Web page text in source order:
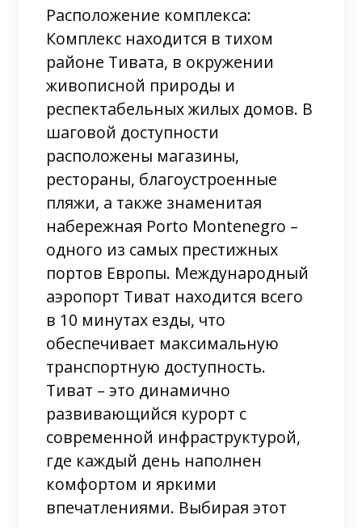
Расположение комплекса:
Комплекс находится в тихом
районе Тивата, в окружении
живописной природы и
респектабельных жилых домов. В
шаговой доступности
расположены магазины,
рестораны, благоустроенные
пляжи, а также знаменитая
набережная Porto Montenegro –
одного из самых престижных
портов Европы. Международный
аэропорт Тиват находится всего
в 10 минутах езды, что
обеспечивает максимальную
транспортную доступность.
Тиват – это динамично
развивающийся курорт с
современной инфраструктурой,
где каждый день наполнен
комфортом и яркими
впечатлениями. Выбирая этот